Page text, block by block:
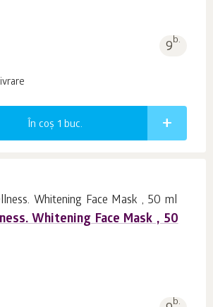
9b.
În coș 1 buc.
Whitening Face Mask , 50
b.